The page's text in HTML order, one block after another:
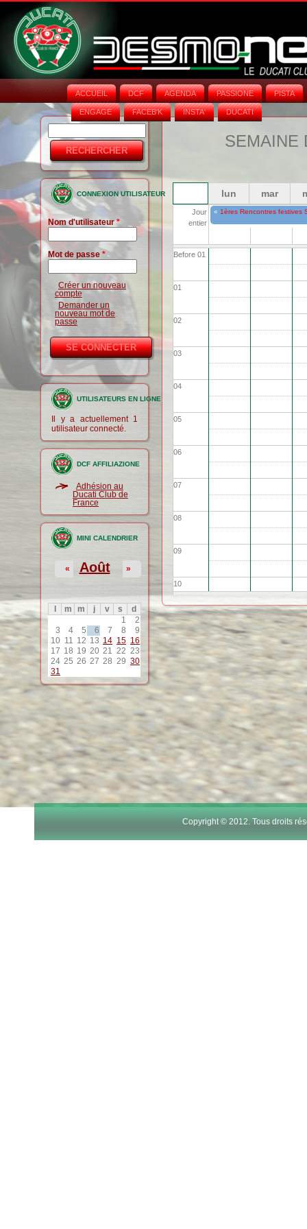
ACCUEIL DCF AGENDA PASSIONE PISTA
ENGAGE FACEB'K INSTA‘ DUCATI
Formulaire
de
recherche
CONNEXION UTILISATEUR
Nom d'utilisateur*
Mot de passe *
Créer un nouveau
compte
Demander un
nouveau mot de
passe
UTILISATEURS EN LIGNE
Il y a actuellement 1
utilisateur connecté.
DCF AFFILIAZIONE
Adhésion au
Ducati Club de
France
MINI CALENDRIER
Août
« »
m m j v s
d
1
2
3
4 5 6 7 8
9
10 11 12 13 14 15 16
17 18 19 20 21 22 23
24 25 26 27 28 29 30
31
SEMAINE
lun mar
Jour
entier
« 1ères Rencontres festives
Before 01
01
02
03
04
05
06
07
08
09
10
11
12
13
15
16
Copyright © 2012. Tous droits